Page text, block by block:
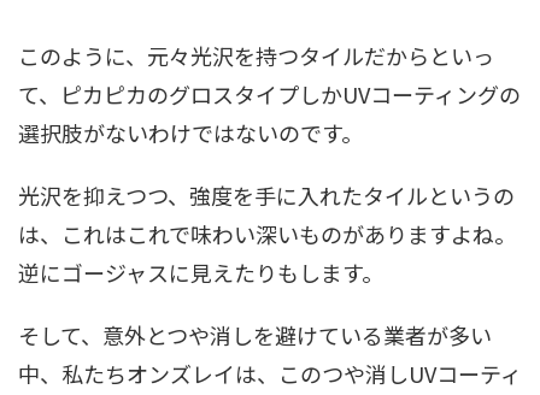
このように、元々光沢を持つタイルだからといっ
て、ピカピカのグロスタイプしかUVコーティングの
選択肢がないわけではないのです。
光沢を抑えつつ、強度を手に入れたタイルというの
は、これはこれで味わい深いものがありますよね。
逆にゴージャスに見えたりもします。
そして、意外とつや消しを避けている業者が多い
中、私たちオンズレイは、このつや消しUVコーティ